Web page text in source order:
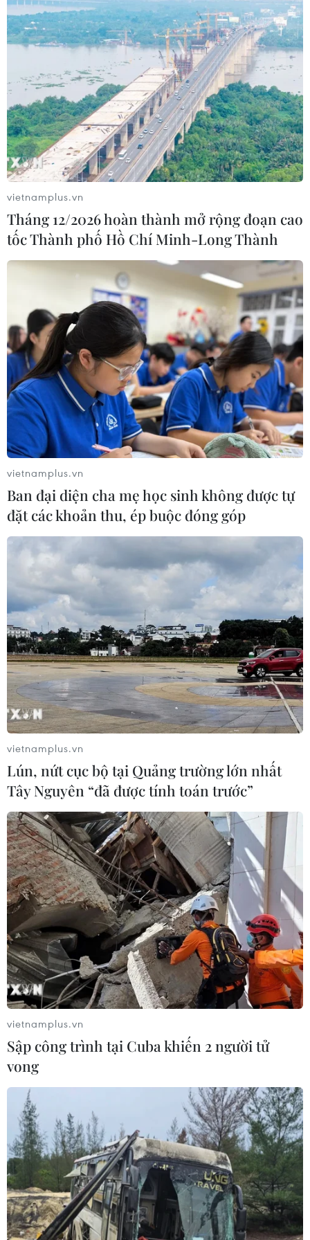
TIN CÙNG CHUYÊN MỤC
Xem trực tiếp Việt Nam-Campuchia
tại ASEAN Cup 2026 trên kênh nào?
07/08/2026 09:49
vietnamplus.vn
Tháng 12/2026 hoàn thành mở rộng đoạn cao
tốc Thành phố Hồ Chí Minh-Long Thành
vietnamplus.vn
Ban đại diện cha mẹ học sinh không được tự
đặt các khoản thu, ép buộc đóng góp
vietnamplus.vn
Lún, nứt cục bộ tại Quảng trường lớn nhất
Tây Nguyên “đã được tính toán trước”
vietnamplus.vn
Sập công trình tại Cuba khiến 2 người tử
vong